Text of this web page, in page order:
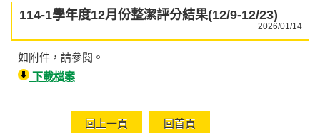
114-1學年度12月份整潔評分結果(12/9-12/23)
2026/01/14
如附件，請參閱。
下載檔案
回上一頁 回首頁